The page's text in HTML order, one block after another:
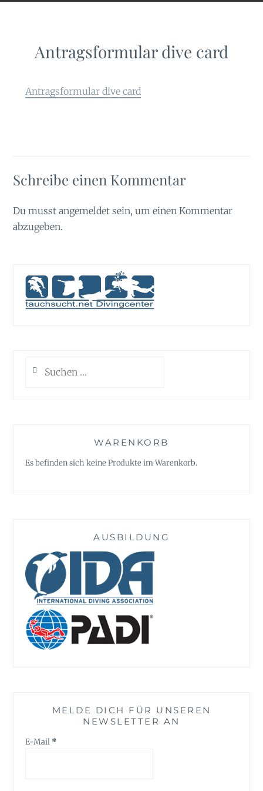
Antragsformular dive card
Antragsformular dive card
Schreibe einen Kommentar
Du musstangemeldet sein, um einen Kommentar
abzugeben.
nach:
WARENKORB
Es befinden sich keine Produkte im Warenkorb.
AUSBILDUNG
MELDE DICH FÜR UNSEREN
NEWSLETTER AN
E-Mail *